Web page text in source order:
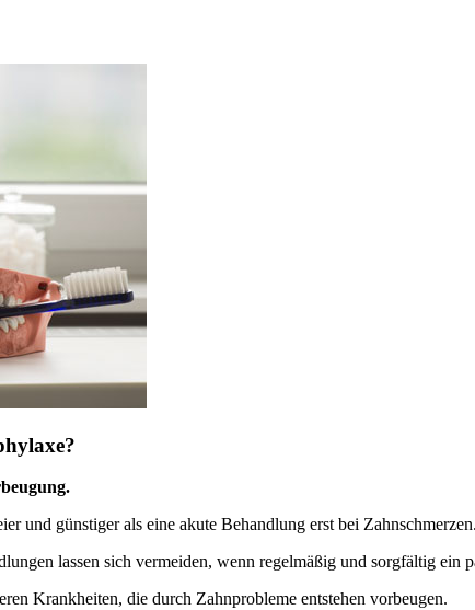
und günstiger als eine akute Behandlung erst bei Zahnschmerzen.
lassen sich vermeiden, wenn regelmäßig und sorgfältig
Krankheiten, die durch Zahnprobleme entstehen vorbeugen.